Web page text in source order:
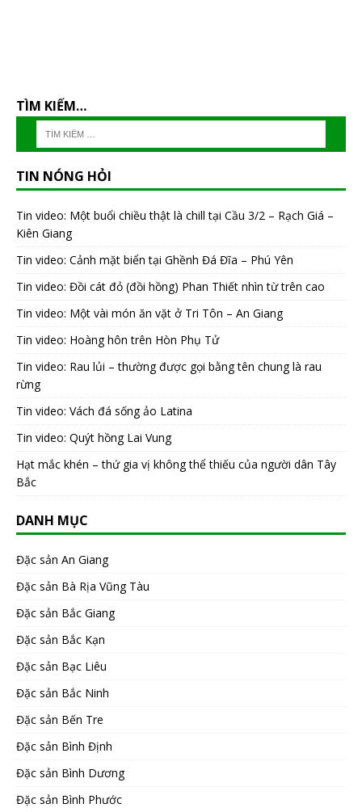
TÌM KIẾM…
TIN NÓNG HỎI
Tin video: Một buổi chiều thật là chill tại Cầu 3/2 – Rạch Giá –
Kiên Giang
Tin video: Cảnh mặt biển tại Ghềnh Đá Đĩa – Phú Yên
Tin video: Đồi cát đỏ (đồi hồng) Phan Thiết nhìn từ trên cao
Tin video: Một vài món ăn vặt ở Tri Tôn – An Giang
Tin video: Hoàng hôn trên Hòn Phụ Tử
Tin video: Rau lủi – thường được gọi bằng tên chung là rau
rừng
Tin video: Vách đá sống ảo Latina
Tin video: Quýt hồng Lai Vung
Hạt mắc khén – thứ gia vị không thể thiếu của người dân Tây
Bắc
DANH MỤC
Đặc sản An Giang
Đặc sản Bà Rịa Vũng Tàu
Đặc sản Bắc Giang
Đặc sản Bắc Kạn
Đặc sản Bạc Liêu
Đặc sản Bắc Ninh
Đặc sản Bến Tre
Đặc sản Bình Định
Đặc sản Bình Dương
Đặc sản Bình Phước